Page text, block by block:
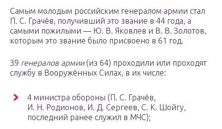
Самым молодым российским генералом армии стал
П. С. Грачёв, получивший это звание в 44 года, а
самыми пожилыми — Ю. В. Яковлев и В. В. Золотов,
которым это звание было присвоено в 61 год.
39 генералов армии(из 64) проходили или проходят
службу в Вооружённых Силах, в их числе:
4 министра обороны (П. С. Грачёв,
И. Н. Родионов, И. Д. Сергеев, С. К. Шойгу,
последний ранее служил в МЧС);